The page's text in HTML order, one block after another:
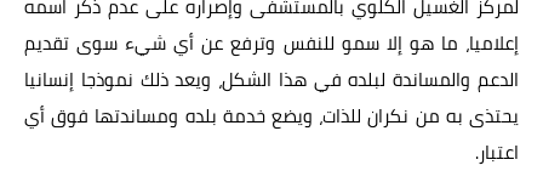
إعلاميا، ما هو إلا سمو للنفس وترفع عن أي شيء سوى تقديم
الدعم والمساندة لبلده في هذا الشكل، ويعد ذلك نموذجا إنسانيا
يحتذى به من نكران للذات، ويضع خدمة بلده ومساندتها فوق أي
اعتبار.